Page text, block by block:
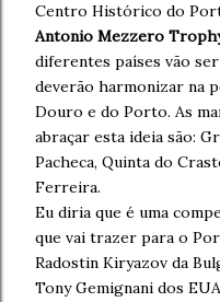
Centro Histórico do
Antonio Mezzero
diferentes países vão
deverão harmonizar na
Douro e do Porto. As
abraçar esta ideia são:
Pacheca, Quinta do
Ferreira.
Eu diria que é uma
que vai trazer para o
Radostin Kiryazov da
Tony Gemignani dos